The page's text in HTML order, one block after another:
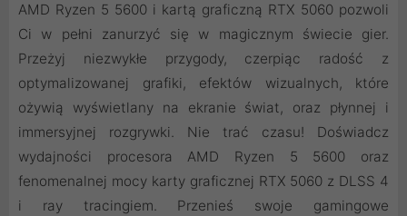
AMD Ryzen 5 5600 i kartą graficzną RTX 5060 pozwoli
Ci w pełni zanurzyć się w magicznym świecie gier.
Przeżyj niezwykłe przygody, czerpiąc radość z
optymalizowanej grafiki, efektów wizualnych, które
ożywią wyświetlany na ekranie świat, oraz płynnej i
immersyjnej rozgrywki. Nie trać czasu! Doświadcz
wydajności procesora AMD Ryzen 5 5600 oraz
fenomenalnej mocy karty graficznej RTX 5060 z DLSS 4
i ray tracingiem. Przenieś swoje gamingowe